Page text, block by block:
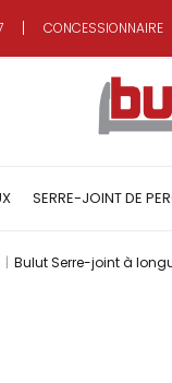
CONCESSIONNAIRE
SERRE-JOINT DE
Bulut Serre-joint à